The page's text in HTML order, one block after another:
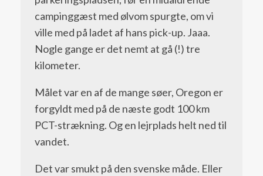
campinggæst med ølvom spurgte, om vi
ville med på ladet af hans pick-up. Jaaa.
Nogle gange er det nemt at gå (!) tre
kilometer.
Målet var en af de mange søer, Oregon er
forgyldt med på de næste godt 100 km
PCT-strækning. Og en lejrplads helt ned til
vandet.
Det var smukt på den svenske måde. Eller